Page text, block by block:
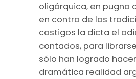
oligárquica, en pugna
en contra de las
castigos la dicta el
contados, para
sólo han logrado
dramática realidad